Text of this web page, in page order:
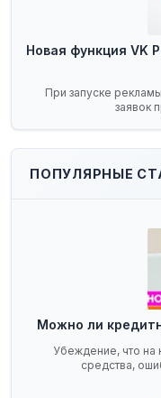
Новая функция VK
При запуске
заявок
ПОПУЛЯРНЫЕ
Можно ли
Убеждение, что на
средства,